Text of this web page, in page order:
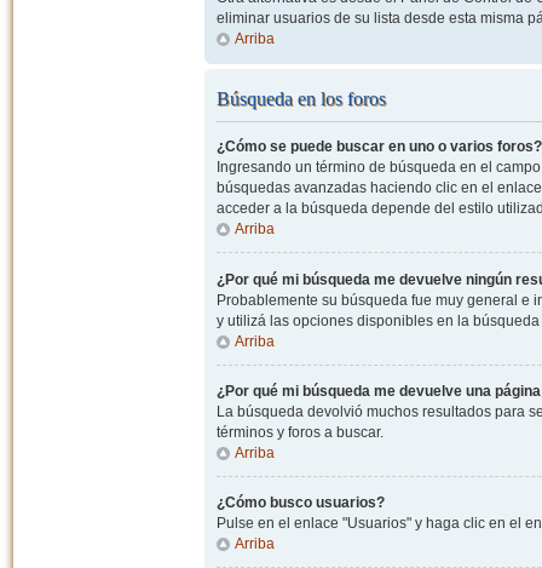
eliminar usuarios de su lista desde esta misma
Arriba
Búsqueda en los foros
¿Cómo se puede buscar en uno o varios foros?
Ingresando un término de búsqueda en el
búsquedas avanzadas haciendo clic en el
acceder a la búsqueda depende del estilo
Arriba
¿Por qué mi búsqueda me devuelve ningún
Probablemente su búsqueda fue muy general e
y utilizá las opciones disponibles en la
Arriba
¿Por qué mi búsqueda me devuelve una
La búsqueda devolvió muchos resultados para
términos y foros a buscar.
Arriba
¿Cómo busco usuarios?
Pulse en el enlace "Usuarios" y haga clic en el
Arriba